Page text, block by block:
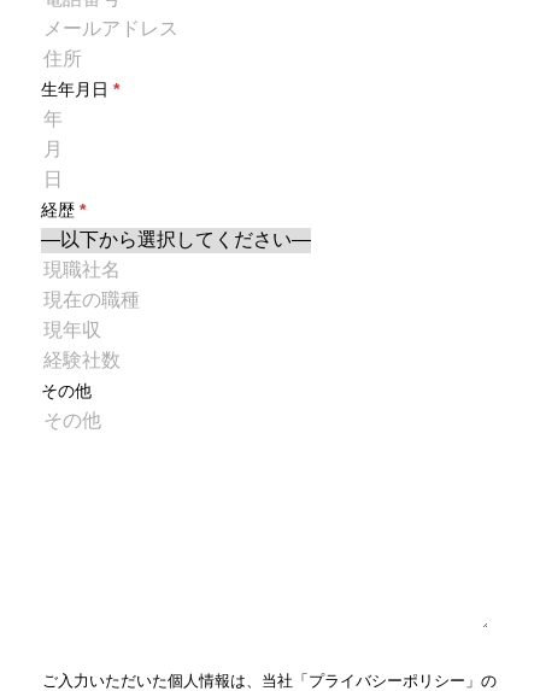
生年月日 *
経歴 *
その他
ご入力いただいた個人情報は、当社「 プライバシーポリシー 」の